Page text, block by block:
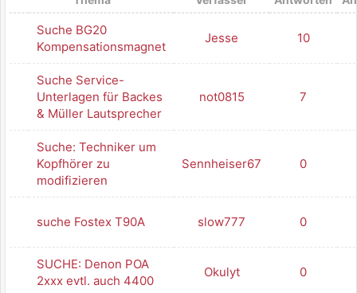
Suche BG20
Kompensationsmagnet
Jesse 10
Suche Service-
Unterlagen für Backes
& Müller Lautsprecher
not0815 7
Suche: Techniker um
Kopfhörer zu
modifizieren
Sennheiser67 0
suche Fostex T90A slow777 0
SUCHE: Denon POA
2xxx evtl. auch 4400
Okulyt 0